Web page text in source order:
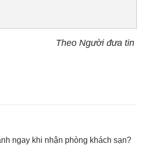
Theo Người đưa tin
ngay khi nhận phòng khách sạn?